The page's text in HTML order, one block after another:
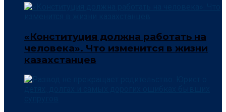
«Конституция должна работать на
человека». Что изменится в жизни
казахстанцев